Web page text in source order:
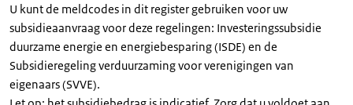
U kunt de meldcodes in dit register gebruiken voor uw
subsidieaanvraag voor deze regelingen: Investeringssubsidie
duurzame energie en energiebesparing (ISDE) en de
Subsidieregeling verduurzaming voor verenigingen van
eigenaars (SVVE).